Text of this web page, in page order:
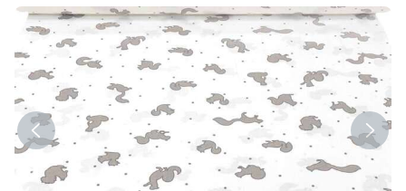
Previous Next